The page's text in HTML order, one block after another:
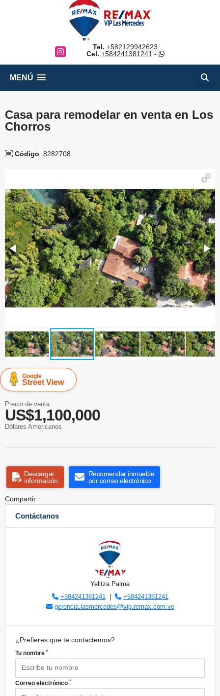
Instagram
Tel. +582129942623
Cel. +584241381241 -
MENÚ
Casa para remodelar en venta en Los
Chorros
Código: 8282708
Google
Street View
Precio de venta
US$1,100,000
Dólares Americanos
Descargar
información
Recomendar inmueble
por correo electrónico
Compartir
Contáctanos
Yelitza Palma
+584241381241|
+584241381241
gerencia.lasmercedes@vip.remax.com.ve
¿Prefieres que te contactemos?
Tu nombre *
Correo electrónico *